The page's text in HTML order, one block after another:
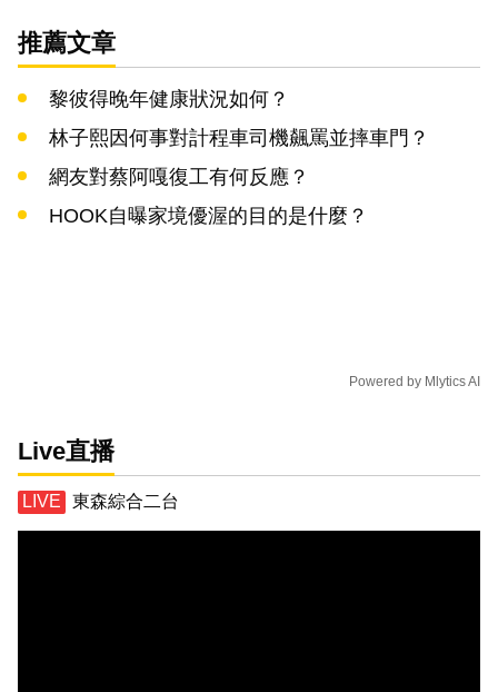
推薦文章
黎彼得晚年健康狀況如何？
林子熙因何事對計程車司機飆罵並摔車門？
網友對蔡阿嘎復工有何反應？
HOOK自曝家境優渥的目的是什麼？
Powered by Mlytics AI
Live直播
東森綜合二台